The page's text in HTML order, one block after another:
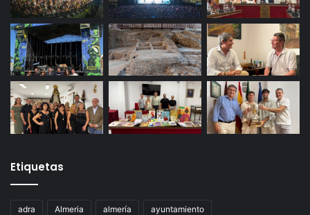
Etiquetas
adra Almeria almería ayuntamiento